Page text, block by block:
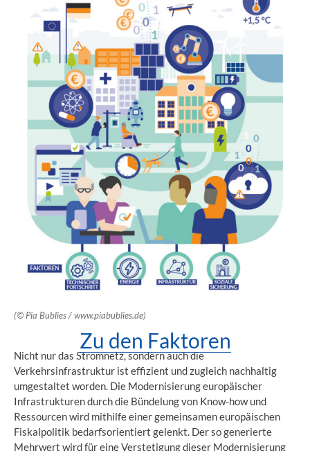
(© Pia Bublies / www.piabublies.de)
Zu den Faktoren
Nicht nur das Stromnetz, sondern auch die
Verkehrsinfrastruktur ist effizient und zugleich nachhaltig
umgestaltet worden. Die Modernisierung europäischer
Infrastrukturen durch die Bündelung von Know-how und
Ressourcen wird mithilfe einer gemeinsamen europäischen
Fiskalpolitik bedarfsorientiert gelenkt. Der so generierte
Mehrwert wird für eine Verstetigung dieser Modernisierung